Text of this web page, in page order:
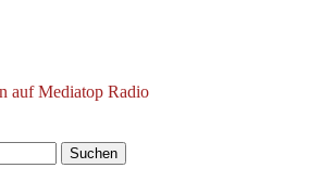
auf Mediatop Radio